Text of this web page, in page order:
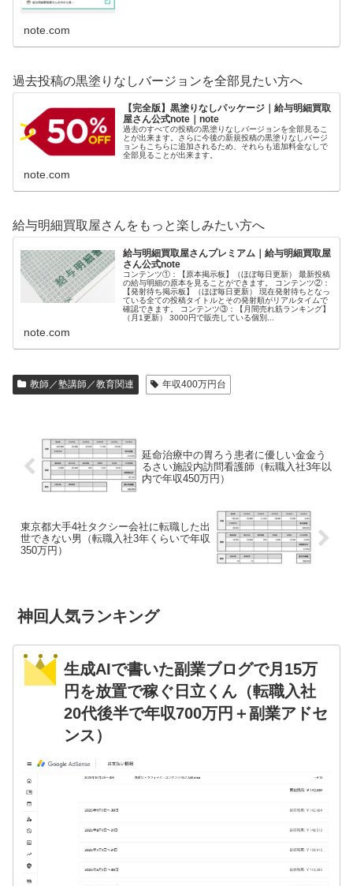
note.com
過去投稿の黒塗りなしバージョンを全部見たい方へ
【完全版】黒塗りなしパッケージ｜給与明細買取
屋さん公式note｜note
過去のすべての投稿の黒塗りなしバージョンを全部見るこ
とが出来ます。さらに今後の新規投稿の黒塗りなしバージ
ョンもこちらに追加されるため、それらも追加料金なしで
全部見ることが出来ます。
note.com
給与明細買取屋さんをもっと楽しみたい方へ
給与明細買取屋さんプレミアム｜給与明細買取屋
さん公式note
コンテンツ①：【原本掲示板】（ほぼ毎日更新） 最新投稿
の給与明細の原本を見ることができます。 コンテンツ②：
【発射待ち掲示板】（ほぼ毎日更新） 現在発射待ちとなっ
ている全ての投稿タイトルとその発射順がリアルタイムで
確認できます。 コンテンツ③：【月間売れ筋ランキング】
（月1更新） 3000円で販売している個別...
note.com
教師／塾講師／教育関連 年収400万円台
延命治療中の胃ろう患者に優しい金金う
るさい施設内訪問看護師（転職入社3年以
内で年収450万円）
東京都大手4社タクシー会社に転職した出
世できない男（転職入社3年くらいで年収
350万円）
神回人気ランキング
生成AIで書いた副業ブログで月15万
円を放置で稼ぐ日立くん（転職入社
20代後半で年収700万円＋副業アドセ
ンス）